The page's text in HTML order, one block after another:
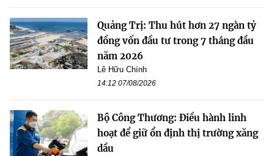
Quảng Trị: Thu hút hơn 27 ngàn tỷ
đồng vốn đầu tư trong 7 tháng đầu
năm 2026
Lê Hữu Chính
14:12 07/08/2026
Bộ Công Thương: Điều hành linh
hoạt để giữ ổn định thị trường xăng
dầu